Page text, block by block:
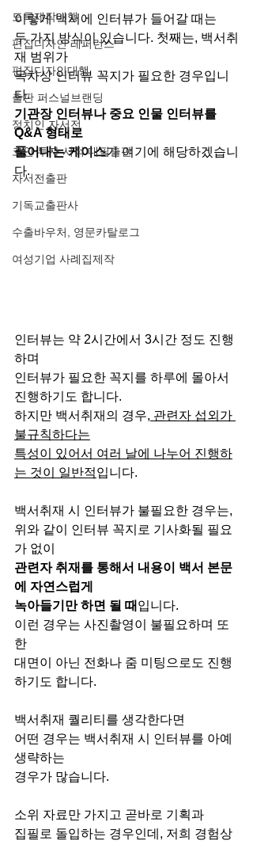
도록제작대행
편집디자인 레퍼런스
편집디자인대행
출판 퍼스널브랜딩
정치인 자서전
코인 투자 서적 대필출판
자서전출판
기독교출판사
수출바우처, 영문카탈로그
여성기업 사례집제작
이렇게 백서에 인터뷰가 들어갈 때는
두 가지 방식이 있습니다. 첫째는, 백서취
재 범위가
목차상 인터뷰 꼭지가 필요한 경우입니
다.
기관장 인터뷰나 중요 인물 인터뷰를
Q&A 형태로
풀어내는 케이스가 여기에 해당하겠습니
다.
인터뷰는 약 2시간에서 3시간 정도 진행
하며
인터뷰가 필요한 꼭지를 하루에 몰아서
진행하기도 합니다.
하지만 백서취재의 경우, 관련자 섭외가
불규칙하다는
특성이 있어서 여러 날에 나누어 진행하
는 것이 일반적입니다.
백서취재 시 인터뷰가 불필요한 경우는,
위와 같이 인터뷰 꼭지로 기사화될 필요
가 없이
관련자 취재를 통해서 내용이 백서 본문
에 자연스럽게
녹아들기만 하면 될 때 입니다.
이런 경우는 사진촬영이 불필요하며 또
한
대면이 아닌 전화나 줌 미팅으로도 진행
하기도 합니다.
백서취재 퀄리티를 생각한다면
어떤 경우는 백서취재 시 인터뷰를 아예
생략하는
경우가 많습니다.
소위 자료만 가지고 곧바로 기획과
집필로 돌입하는 경우인데, 저희 경험상